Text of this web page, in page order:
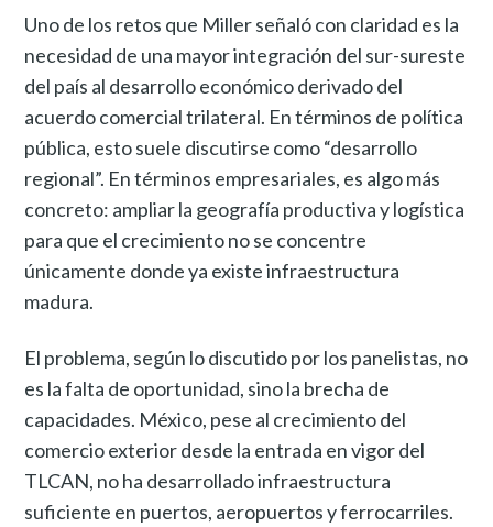
Uno de los retos que Miller señaló con claridad es la
necesidad de una mayor integración del sur-sureste
del país al desarrollo económico derivado del
acuerdo comercial trilateral. En términos de política
pública, esto suele discutirse como “desarrollo
regional”. En términos empresariales, es algo más
concreto: ampliar la geografía productiva y logística
para que el crecimiento no se concentre
únicamente donde ya existe infraestructura
madura.
El problema, según lo discutido por los panelistas, no
es la falta de oportunidad, sino la brecha de
capacidades. México, pese al crecimiento del
comercio exterior desde la entrada en vigor del
TLCAN, no ha desarrollado infraestructura
suficiente en puertos, aeropuertos y ferrocarriles.